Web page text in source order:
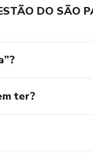
DO SÃO
ter?